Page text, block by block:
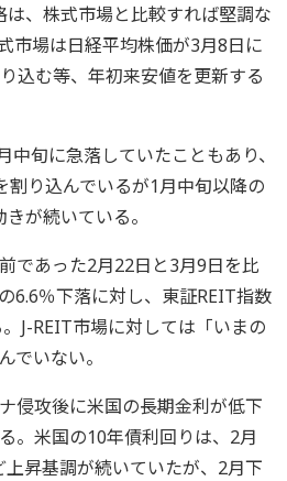
は、株式市場と比較すれば堅調な
市場は日経平均株価が3月8日に
込む等、年初来安値を更新する
旬に急落していたこともあり、
割り込んでいるが1月中旬以降の
が続いている。
であった2月22日と3月9日を比
6.6％下落に対し、東証REIT指数
J-REIT市場に対しては「いまの
でいない。
侵攻後に米国の長期金利が低下
。米国の10年債利回りは、2月
昇基調が続いていたが、2月下